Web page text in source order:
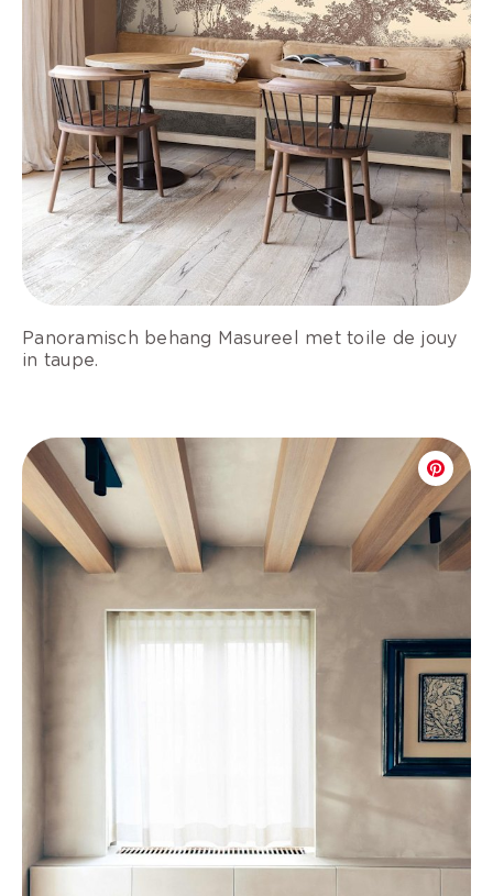
Panoramisch behang Masureel met toile de jouy
in taupe.